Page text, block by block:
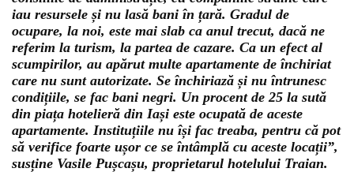
iau resursele și nu lasă bani în țară. Gradul de
ocupare, la noi, este mai slab ca anul trecut, dacă ne
referim la turism, la partea de cazare. Ca un efect al
scumpirilor, au apărut multe apartamente de închiriat
care nu sunt autorizate. Se închiriază și nu întrunesc
condițiile, se fac bani negri. Un procent de 25 la sută
din piața hotelieră din Iași este ocupată de aceste
apartamente. Instituțiile nu își fac treaba, pentru că pot
să verifice foarte ușor ce se întâmplă cu aceste locații”,
susține Vasile Pușcașu, proprietarul hotelului Traian.